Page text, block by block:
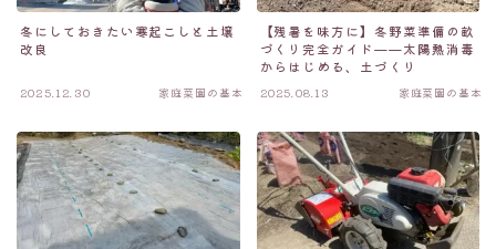
冬にしておきたい寒起こしと土壌
改良
2025.12.30 家庭菜園の基本
【残暑を味方に】冬野菜準備の畝
づくり完全ガイド——太陽熱消毒
からはじめる、土づくり
2025.08.13 家庭菜園の基本